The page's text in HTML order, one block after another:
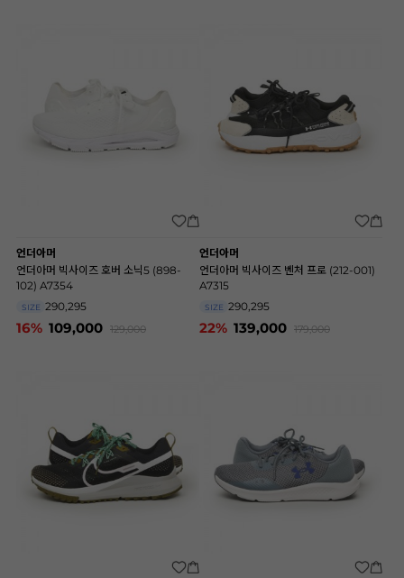
언더아머
언더아머 빅사이즈 호버 소닉5 (898-
102) A7354
SIZE 290,295
16% 109,000 129,000
언더아머
언더아머 빅사이즈 벤처 프로 (212-001)
A7315
SIZE 290,295
22% 139,000 179,000